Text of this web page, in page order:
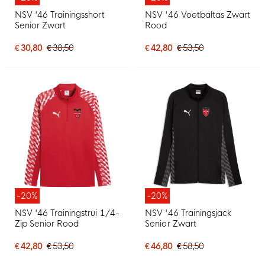
NSV '46 Trainingsshort
Senior Zwart
€ 30,80 € 38,50
NSV '46 Voetbaltas Zwart
Rood
€ 42,80 € 53,50
-20%
NSV '46 Trainingstrui 1/4-
Zip Senior Rood
€ 42,80 € 53,50
-20%
NSV '46 Trainingsjack
Senior Zwart
€ 46,80 € 58,50